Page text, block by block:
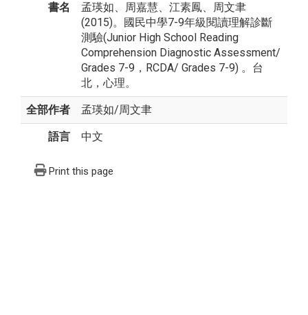
書名
孟瑛如、周嘉慧、江素鳳、周文聿
(2015)。國民中學7-9年級閱讀理解診斷
測驗(Junior High School Reading
Comprehension Diagnostic Assessment/
Grades 7-9，RCDA/ Grades 7-9) 。台
北，心理。
全部作者 孟瑛如/周文聿
語言 中文
Print this page